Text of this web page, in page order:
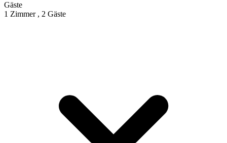
Gäste
1 Zimmer , 2 Gäste